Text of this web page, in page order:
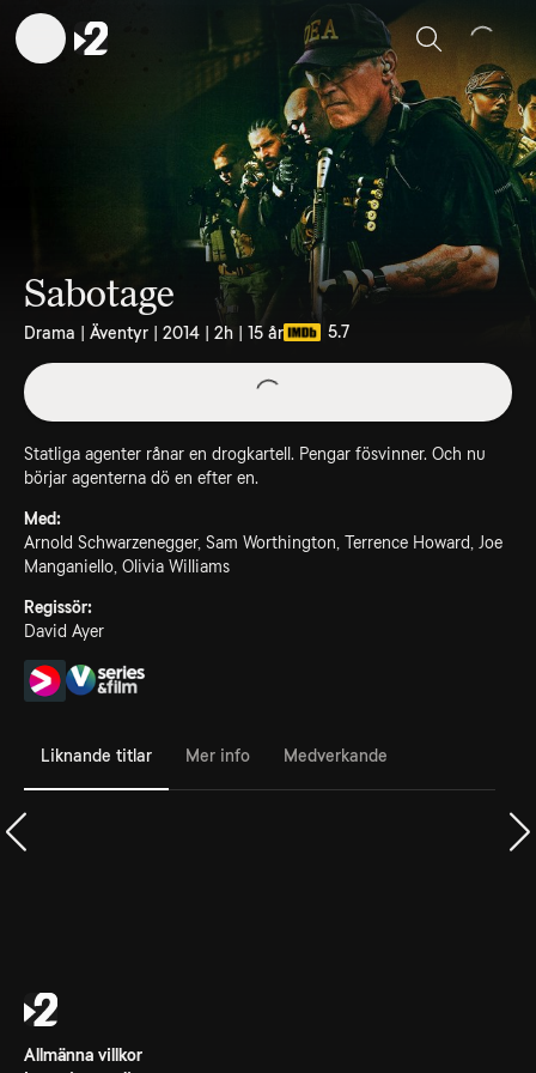
Sök
Sabotage
Drama | Äventyr | 2014 | 2h | 15 år 5.7
Statliga agenter rånar en drogkartell. Pengar fösvinner. Och nu
börjar agenterna dö en efter en.
Med:
Arnold Schwarzenegger, Sam Worthington, Terrence Howard, Joe
Manganiello, Olivia Williams
Regissör:
David Ayer
Liknande titlar Mer info Medverkande
Allmänna villkor